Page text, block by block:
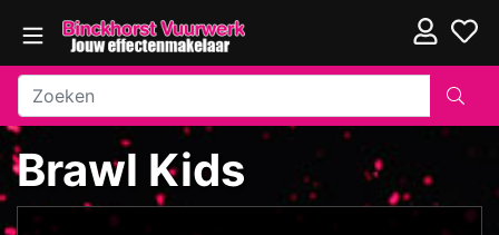
Brawl Kids